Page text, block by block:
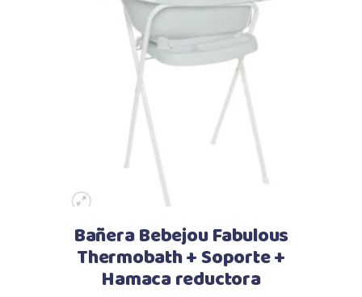
Bañera Bebejou Fabulous
Thermobath + Soporte +
Hamaca reductora